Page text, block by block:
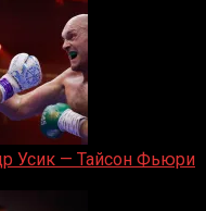
Усик — Тайсон Фьюри